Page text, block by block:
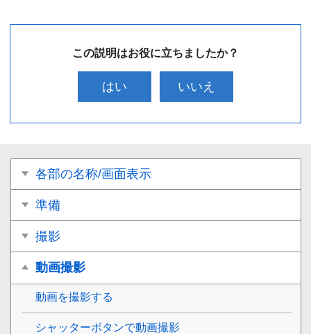
この説明はお役に立ちましたか？
はい いいえ
各部の名称/画面表示
準備
撮影
動画撮影
動画を撮影する
シャッターボタンで動画撮影